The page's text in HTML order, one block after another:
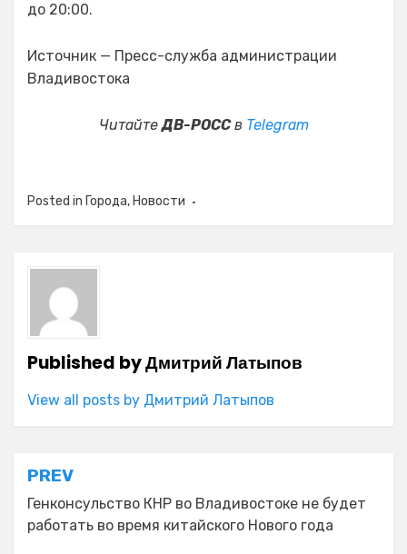
до 20:00.
Источник — Пресс-служба администрации
Владивостока
ЧитайтеДВ-РОССв Telegram
Posted in Города, Новости
Published byДмитрий Латыпов
View all posts by Дмитрий Латыпов
Навигация
по
записям
PREV
Генконсульство КНР во Владивостоке не будет
работать во время китайского Нового года